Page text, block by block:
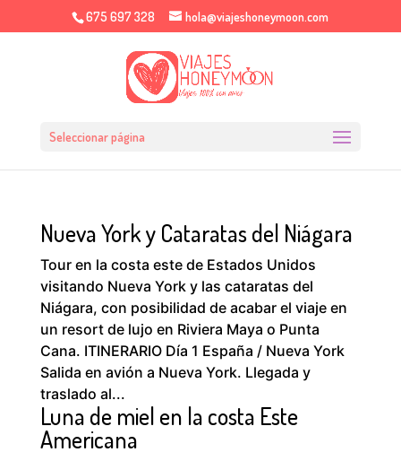
675 697 328 hola@viajeshoneymoon.com
Seleccionar página
Nueva York y Cataratas del Niágara
Tour en la costa este de Estados Unidos
visitando Nueva York y las cataratas del
Niágara, con posibilidad de acabar el viaje en
un resort de lujo en Riviera Maya o Punta
Cana. ITINERARIO Día 1 España / Nueva York
Salida en avión a Nueva York. Llegada y
traslado al...
Luna de miel en la costa Este
Americana